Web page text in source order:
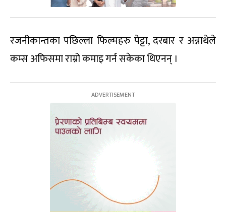
रजनीकान्तका पछिल्ला फिल्महरु पेट्टा, दरबार र अन्नाथेले
कम्स अफिसमा राम्रो कमाइ गर्न सकेका थिएनन् ।